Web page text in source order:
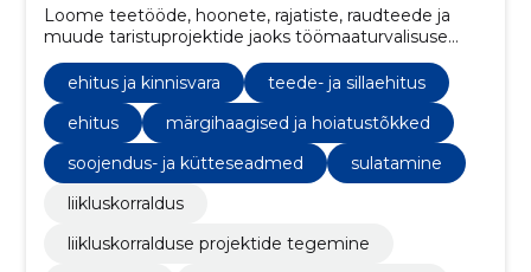
Loome teetööde, hoonete, rajatiste, raudteede ja
muude taristuprojektide jaoks töömaaturvalisuse
terviklahendusi. Kuid me teeme seda alati omal moel.
Suure hoolega.
ehitus ja kinnisvara
teede- ja sillaehitus
ehitus
märgihaagised ja hoiatustõkked
soojendus- ja kütteseadmed
sulatamine
liikluskorraldus
liikluskorralduse projektide tegemine